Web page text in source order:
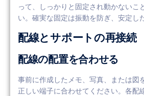
って、しっかりと固定され動かないこ
い。確実な固定は振動を防ぎ、安定し
配線とサポートの再接続
配線の配置を合わせる
事前に作成したメモ、写真、または図
正しい端子に合わせてください。各配